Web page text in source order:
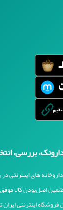
بررسی،
های اینترنتی
اصل‌بودن کالا
فروشگاه اینترنتی